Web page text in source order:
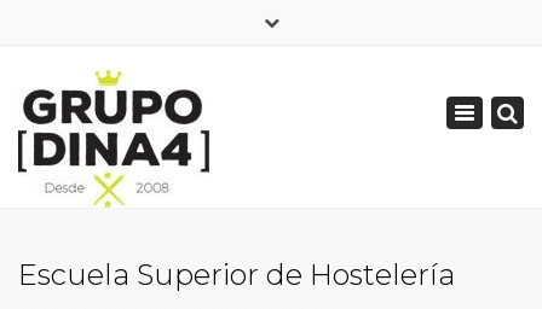
Toggle
Escuela Superior de Hostelería